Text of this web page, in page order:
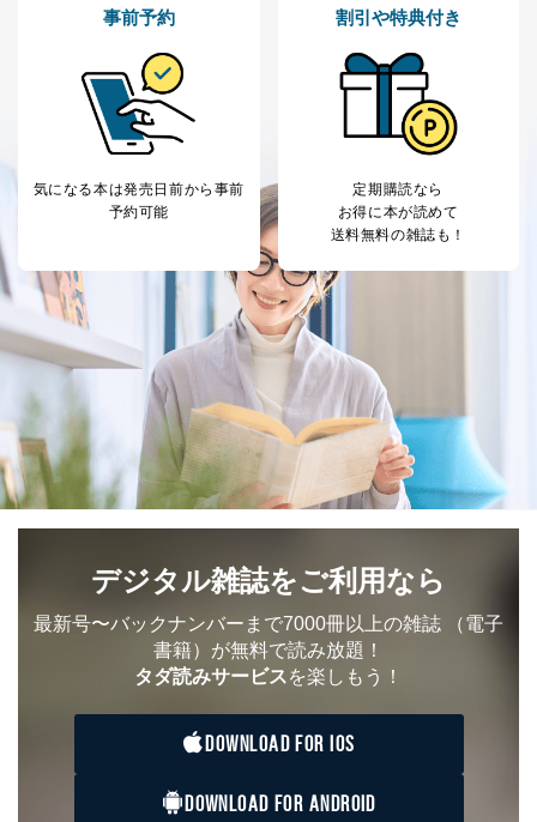
事前予約
気になる本は発売日前から事前
予約可能
割引や特典付き
定期購読なら
お得に本が読めて
送料無料の雑誌も！
デジタル雑誌をご利用なら
最新号〜バックナンバーまで7000冊以上の雑誌 （電子
書籍）が無料で読み放題！
タダ読みサービスを楽しもう！
DOWNLOAD FOR IOS
DOWNLOAD FOR ANDROID